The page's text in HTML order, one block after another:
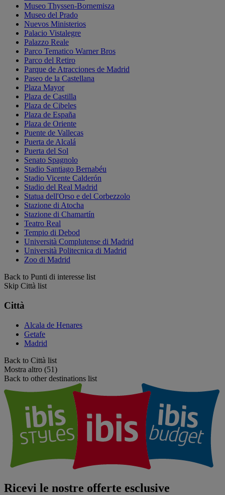
Museo Thyssen-Bornemisza
Museo del Prado
Nuevos Ministerios
Palacio Vistalegre
Palazzo Reale
Parco Tematico Warner Bros
Parco del Retiro
Parque de Atracciones de Madrid
Paseo de la Castellana
Plaza Mayor
Plaza de Castilla
Plaza de Cibeles
Plaza de España
Plaza de Oriente
Puente de Vallecas
Puerta de Alcalá
Puerta del Sol
Senato Spagnolo
Stadio Santiago Bernabéu
Stadio Vicente Calderón
Stadio del Real Madrid
Statua dell'Orso e del Corbezzolo
Stazione di Atocha
Stazione di Chamartín
Teatro Real
Tempio di Debod
Università Complutense di Madrid
Università Politecnica di Madrid
Zoo di Madrid
Back to Punti di interesse list
Skip Città list
Città
Alcala de Henares
Getafe
Madrid
Back to Città list
Mostra altro (51)
Back to other destinations list
Ricevi le nostre offerte esclusive